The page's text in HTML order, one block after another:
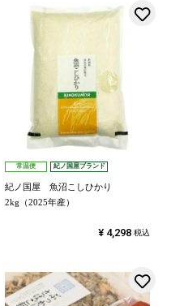
お気に入りに登録する
常温便 紀ノ国屋ブランド
紀ノ国屋 魚沼こしひかり
2kg（2025年産）
¥ 4,298 税込
お気に入りに登録する